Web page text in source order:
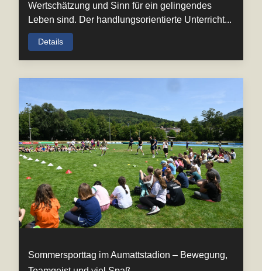
Wertschätzung und Sinn für ein gelingendes
Leben sind. Der handlungsorientierte Unterricht...
Details
Sommersporttag im Aumattstadion – Bewegung,